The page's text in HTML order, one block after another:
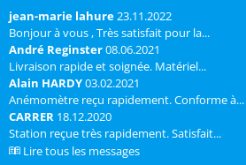
volledig gratis ...
jean-marie lahure23.11.2022
Bonjour à vous , Très satisfait pour la...
André Reginster08.06.2021
Livraison rapide et soignée. Matériel...
Alain HARDY03.02.2021
Anémomètre reçu rapidement. Conforme à...
CARRER 18.12.2020
Station reçue très rapidement. Satisfait...
Lire tous les messages